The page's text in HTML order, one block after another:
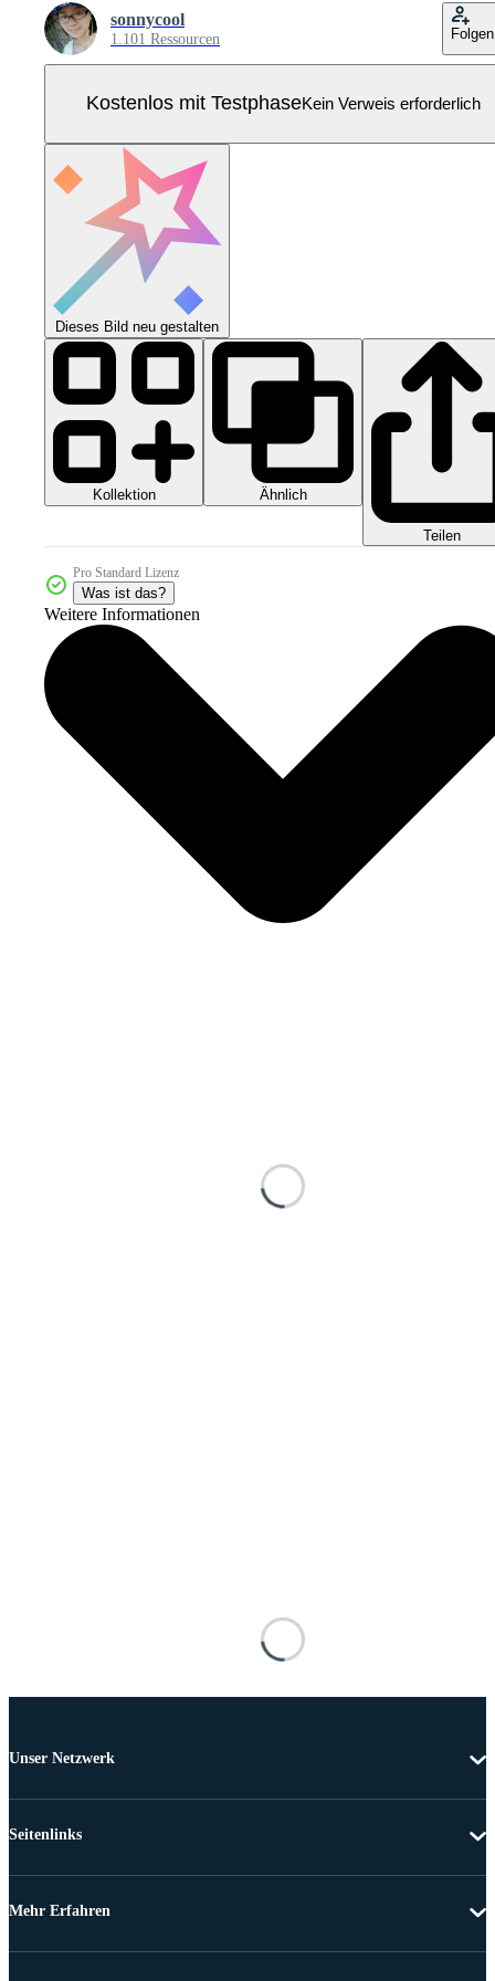
sonnycool
1.101 Ressourcen Folgen
Kostenlos mit TestphaseKein Verweis erforderlich
Dieses Bild neu gestalten
Kollektion Ähnlich
Teilen
Pro Standard Lizenz
Was ist das?
Weitere Informationen
Unser Netzwerk
Seitenlinks
Mehr Erfahren